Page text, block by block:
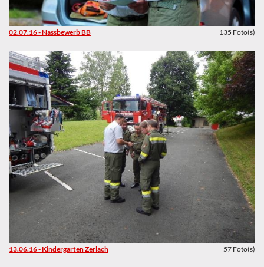
02.07.16 - Nassbewerb BB 135 Foto(s)
13.06.16 - Kindergarten Zerlach 57 Foto(s)